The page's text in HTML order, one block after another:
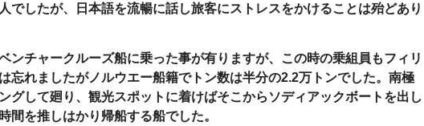
でしたが、日本語を流暢に話し旅客にストレスをかけることは殆どあり
ンチャークルーズ船に乗った事が有りますが、この時の乗組員もフィリ
忘れましたがノルウエー船籍でトン数は半分の2.2万トンでした。南極
グして廻り、観光スポットに着けばそこからソディアックボートを出し
間を推しはかり帰船する船でした。